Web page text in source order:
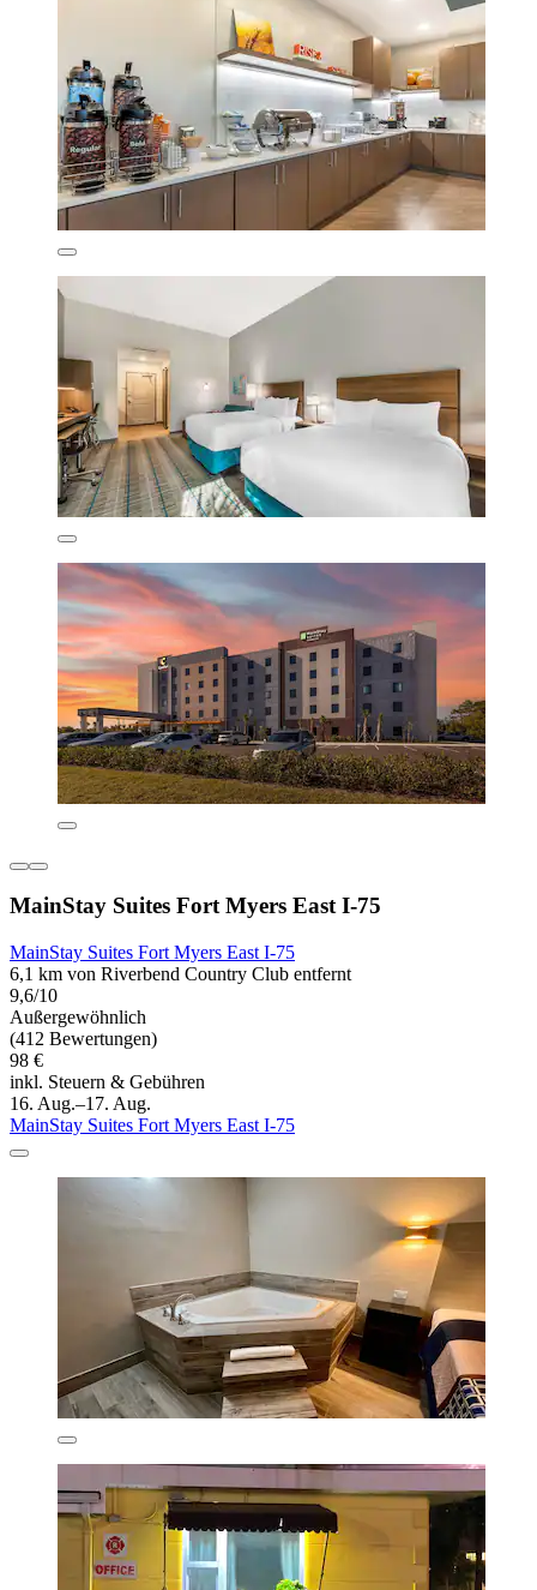
MainStay Suites Fort Myers East I-75
MainStay Suites Fort Myers East I-75
6,1 km von Riverbend Country Club entfernt
9,6/10
Außergewöhnlich
(412 Bewertungen)
98 €
inkl. Steuern & Gebühren
16. Aug.–17. Aug.
MainStay Suites Fort Myers East I-75